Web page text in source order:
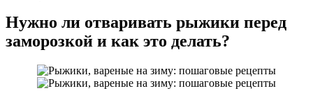
Нужно ли отваривать рыжики перед
заморозкой и как это делать?